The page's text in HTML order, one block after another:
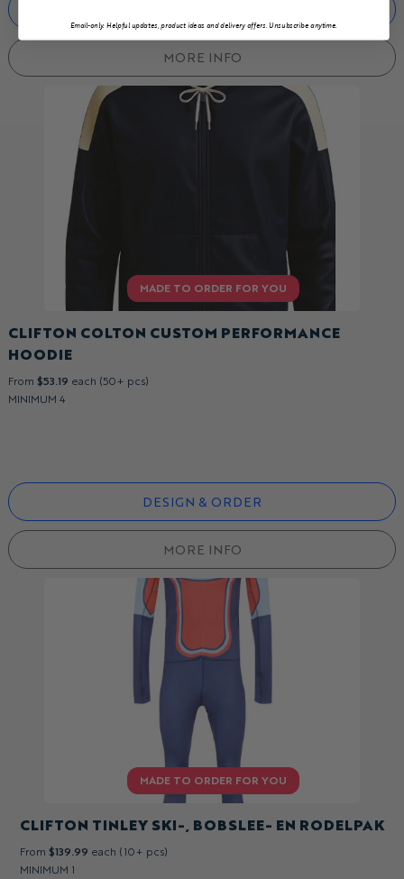
MORE INFO
CLIFTON COLTON CUSTOM PERFORMANCE
HOODIE
From $53.19 each (50+ pcs)
MINIMUM 4
DESIGN & ORDER
MORE INFO
CLIFTON TINLEY SKI-, BOBSLEE- EN RODELPAK
From $139.99 each (10+ pcs)
MINIMUM 1
Email-only. Helpful updates, product ideas and delivery offers. Unsubscribe anytime.